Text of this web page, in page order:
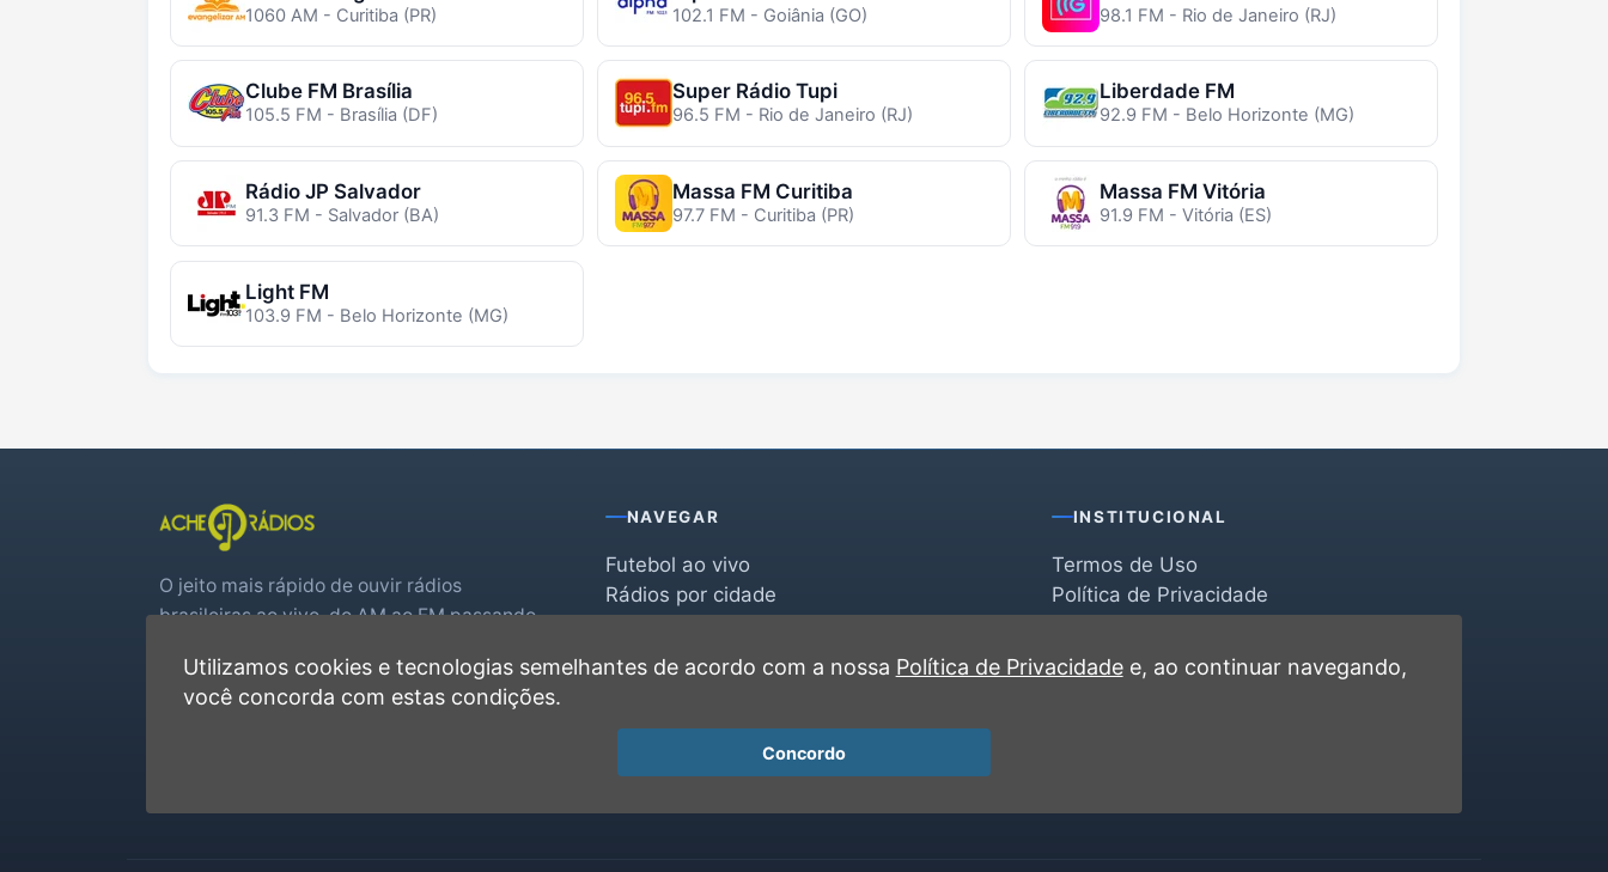
1060 AM - Curitiba (PR) 102.1 FM - Goiânia (GO) 98.1 FM - Rio de Janeiro (RJ)
Clube FM Brasília
105.5 FM - Brasília (DF)
Super Rádio Tupi
96.5 FM - Rio de Janeiro (RJ)
Liberdade FM
92.9 FM - Belo Horizonte (MG)
Rádio JP Salvador
91.3 FM - Salvador (BA)
Massa FM Curitiba
97.7 FM - Curitiba (PR)
Massa FM Vitória
91.9 FM - Vitória (ES)
Light FM
103.9 FM - Belo Horizonte (MG)
O jeito mais rápido de ouvir rádios
brasileiras ao vivo, do AM ao FM passando
real.
NAVEGAR
Futebol ao vivo
Rádios por cidade
Favoritas
INSTITUCIONAL
Termos de Uso
Política de Privacidade
Contato
Utilizamos cookies e tecnologias semelhantes de acordo com a nossa Política de Privacidadee, ao continuar navegando,
você concorda com estas condições.
Concordo